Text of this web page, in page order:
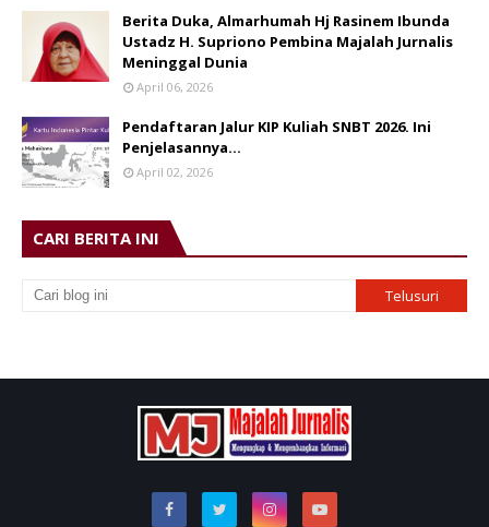
Berita Duka, Almarhumah Hj Rasinem Ibunda
Ustadz H. Supriono Pembina Majalah Jurnalis
Meninggal Dunia
April 06, 2026
Pendaftaran Jalur KIP Kuliah SNBT 2026. Ini
Penjelasannya…
April 02, 2026
CARI BERITA INI